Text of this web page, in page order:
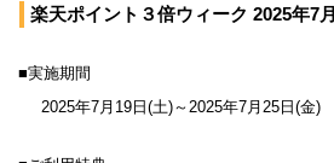
楽天ポイント３倍ウィーク 2025年7月
■実施期間
2025年7月19日(土)～2025年7月25日(金)